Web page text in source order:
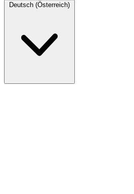
Deutsch (Österreich)